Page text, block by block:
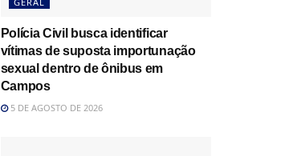
Polícia Civil busca identificar
vítimas de suposta importunação
sexual dentro de ônibus em
Campos
5 DE AGOSTO DE 2026